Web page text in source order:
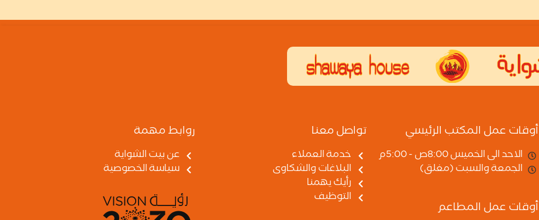
أوقات عمل المكتب الرئيسي
الاحد الى الخميس 8:00ص - 5:00م
الجمعة والسبت (مغلق)
أوقات عمل المطاعم
تواصل معنا
خدمة العملاء
البلاغات والشكاوى
رأيك يهمنا
التوظيف
روابط مهمة
عن بيت الشواية
سياسة الخصوصية